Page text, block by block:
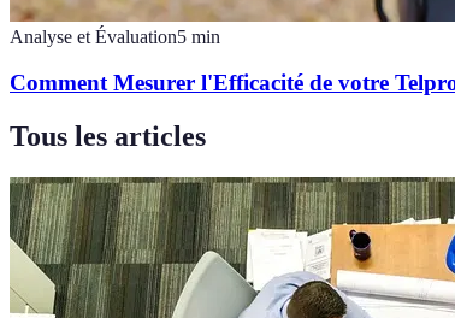
Analyse et Évaluation5 min
Comment Mesurer l'Efficacité de votre
Tous les articles